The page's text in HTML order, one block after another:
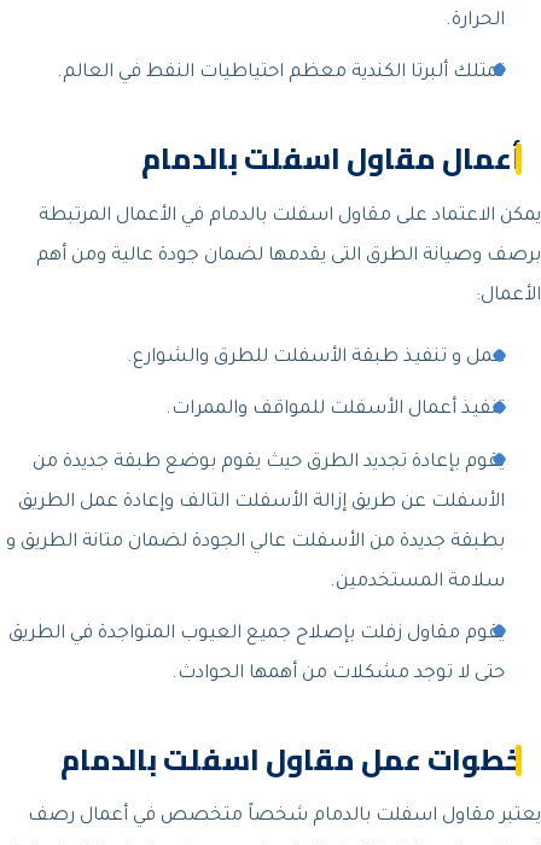
الحرارة.
تمتلك ألبرتا الكندية معظم احتياطيات النفط في العالم.
أعمال مقاول اسفلت بالدمام
يمكن الاعتماد على مقاول اسفلت بالدمام في الأعمال المرتبطة
برصف وصيانة الطرق التى يقدمها لضمان جودة عالية ومن أهم
الأعمال:
عمل و تنفيذ طبقة الأسفلت للطرق والشوارع.
تنفيذ أعمال الأسفلت للمواقف والممرات.
يقوم بإعادة تجديد الطرق حيث يقوم بوضع طبقة جديدة من
الأسفلت عن طريق إزالة الأسفلت التالف وإعادة عمل الطريق
بطبقة جديدة من الأسفلت عالي الجودة لضمان متانة الطريق و
سلامة المستخدمين.
يقوم مقاول زفلت بإصلاح جميع العيوب المتواجدة في الطريق
حتى لا توجد مشكلات من أهمها الحوادث.
خطوات عمل مقاول اسفلت بالدمام
يعتبر مقاول اسفلت بالدمام شخصاً متخصص في أعمال رصف